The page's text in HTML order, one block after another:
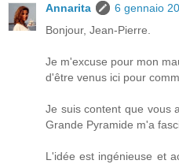
Annarita
6 gennaio
Bonjour, Jean-Pierre.
Je m'excuse pour mon
d'être venus ici pour
Je suis content que vous
Grande Pyramide m'a
L'idée est ingénieuse et